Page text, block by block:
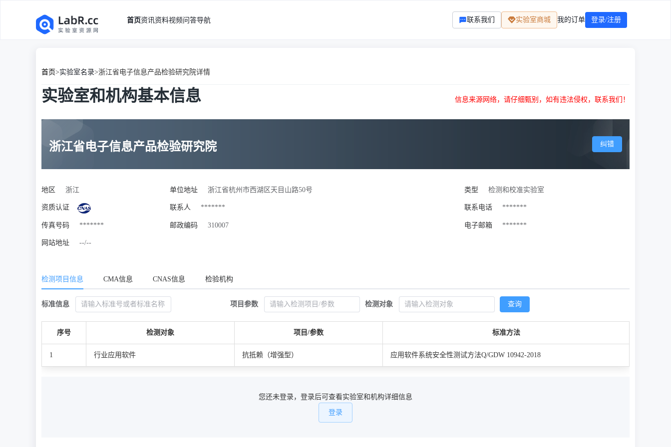
首页资讯资料视频问答导航 联系我们 实验室商城 我的订单 登录/注册
首页>实验室名录>浙江省电子信息产品检验研究院详情
实验室和机构基本信息 信息来源网络，请仔细甄别，如有违法侵权，联系我们！
浙江省电子信息产品检验研究院 纠错
地区 浙江 单位地址 浙江省杭州市西湖区天目山路50号 类型 检测和校准实验室
资质认证 联系人 ******* 联系电话 *******
传真号码 ******* 邮政编码 310007 电子邮箱 *******
网站地址 --/--
检测项目信息 CMA信息 CNAS信息 检验机构
标准信息 项目参数 检测对象 查询
序号 检测对象 项目/参数 标准方法
1 行业应用软件 抗抵赖（增强型） 应用软件系统安全性测试方法Q/GDW 10942-2018
您还未登录，登录后可查看实验室和机构详细信息
登录